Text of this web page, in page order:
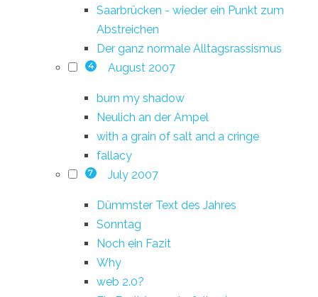
Saarbrücken - wieder ein Punkt zum
Abstreichen
Der ganz normale Alltagsrassismus
4 August 2007
burn my shadow
Neulich an der Ampel
with a grain of salt and a cringe
fallacy
7 July 2007
Dümmster Text des Jahres
Sonntag
Noch ein Fazit
Why
web 2.0?